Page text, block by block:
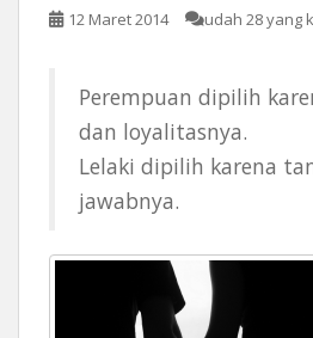
12 Maret 2014 udah 28 yang
Perempuan dipilih
dan loyalitasnya.
Lelaki dipilih karena
jawabnya.